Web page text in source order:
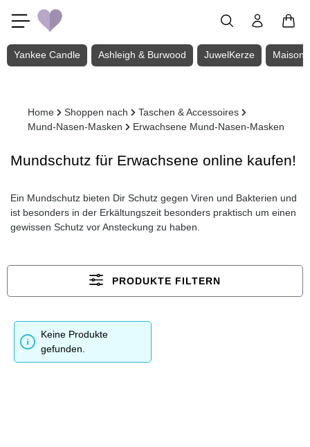
Zum Hauptinhalt springen
Yankee Candle Ashleigh & Burwood JuwelKerze Maison
Home Shoppen nach
Taschen & Accessoires
Mund-Nasen-Masken
Erwachsene Mund-Nasen-Masken
Mundschutz für Erwachsene online kaufen!
Ein Mundschutz bieten Dir Schutz gegen Viren und Bakterien und
ist besonders in der Erkältungszeit besonders praktisch um einen
gewissen Schutz vor Ansteckung zu haben.
PRODUKTE FILTERN
Keine Produkte
gefunden.